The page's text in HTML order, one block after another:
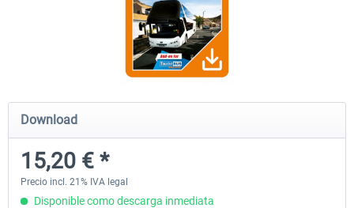
Fernbus Simulator - Platinum Edition
40,62 € *
Fernbus Simulator -
Download
15,20 € *
Precio incl. 21% IVA legal
Disponible como descarga inmediata